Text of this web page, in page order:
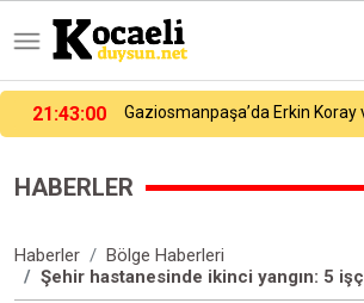
21:08:32
HABERLER
Haberler
Bölge Haberleri
Şehir hastanesinde ikinci yangın: 5